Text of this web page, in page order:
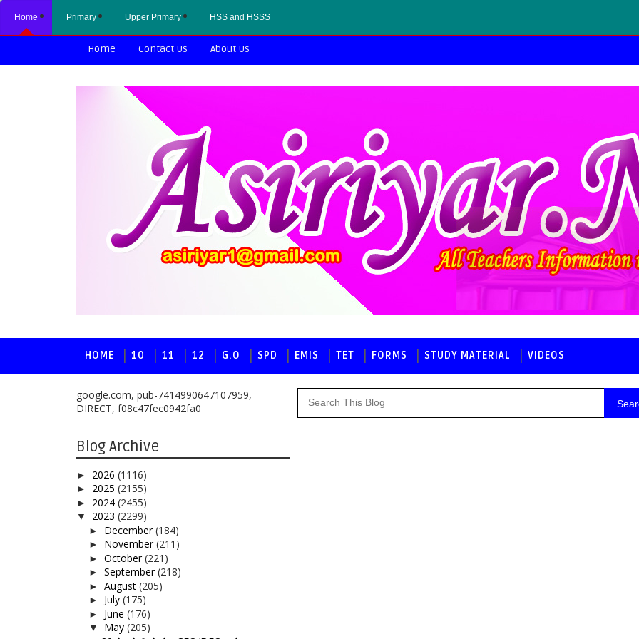
Home Primary Upper Primary HSS and HSSS
Home Contact Us About Us
HOME 10 11 12 G.O SPD EMIS TET FORMS STUDY MATERIAL VIDEOS
google.com, pub-7414990647107959,
DIRECT, f08c47fec0942fa0
Blog Archive
► 2026 (1116)
► 2025 (2155)
► 2024 (2455)
▼ 2023 (2299)
► December(184)
► November(211)
► October(221)
► September(218)
► August (205)
► July (175)
► June (176)
▼ May (205)